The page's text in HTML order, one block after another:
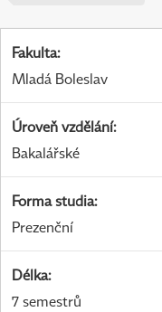
Fakulta:
Mladá Boleslav
Úroveň vzdělání:
Bakalářské
Forma studia:
Prezenční
Délka:
7 semestrů